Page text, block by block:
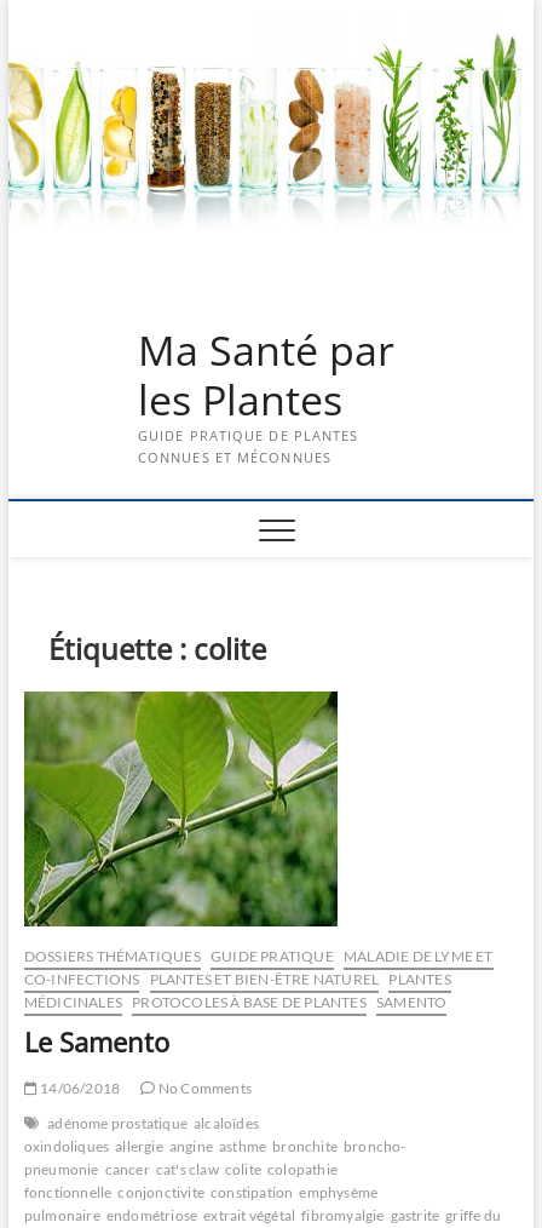
content
Ma Santé par
les Plantes
GUIDE PRATIQUE DE PLANTES
CONNUES ET MÉCONNUES
Étiquette : colite
DOSSIERS THÉMATIQUES GUIDE PRATIQUE
MALADIE DE LYME ET
CO-INFECTIONS
PLANTES ET BIEN-ÊTRE NATUREL PLANTES
MÉDICINALES
PROTOCOLES À BASE DE PLANTES SAMENTO
Le Samento
14/06/2018
No Comments
adénome prostatique alcaloïdes
oxindoliques allergie angine asthme bronchite broncho-
pneumonie cancer cat's claw colite colopathie
fonctionnelle conjonctivite constipation emphysème
pulmonaire endométriose extrait végétal fibromyalgie gastrite griffe du